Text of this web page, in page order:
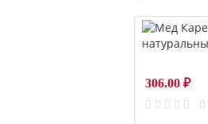
306.00 ₽
0